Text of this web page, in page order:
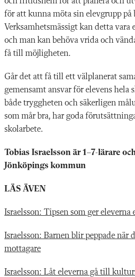
för att kunna möta sin elevgrupp på
Verksamhetsmässigt kan detta vara
och man kan behöva vrida och
få till möjligheten.
Går det att få till ett välplanerat
gemensamt ansvar för elevens hela
både tryggheten och säkerligen
som mår bra, har goda
skolarbete.
Tobias Israelsson är 1–7-lärare
Jönköpings kommun
LÄS ÄVEN
Israelsson: Tipsen som ger eleverna
Israelsson: Barnen blir peppade när
mottagare
Israelsson: Låt eleverna gå till